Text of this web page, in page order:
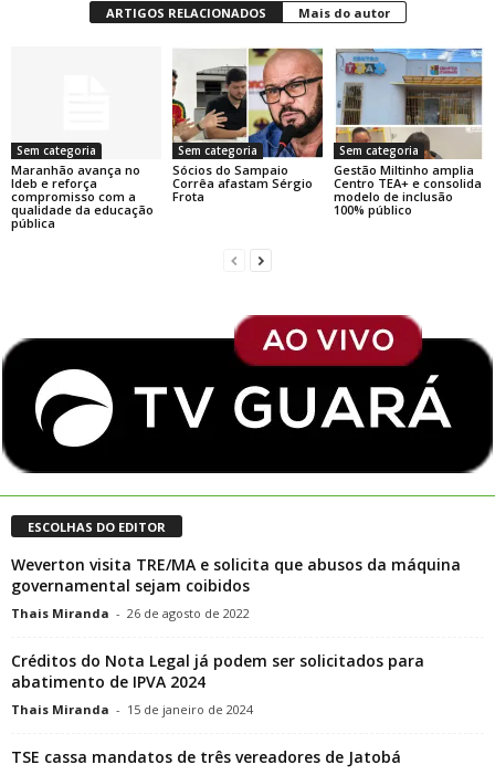
ARTIGOS RELACIONADOS Mais do autor
Sem categoria
Maranhão avança no
Ideb e reforça
compromisso com a
qualidade da educação
pública
Sem categoria
Sócios do Sampaio
Corrêa afastam Sérgio
Frota
Sem categoria
Gestão Miltinho amplia
Centro TEA+ e consolida
modelo de inclusão
100% público
ESCOLHAS DO EDITOR
Weverton visita TRE/MA e solicita que abusos da máquina
governamental sejam coibidos
Thais Miranda - 26 de agosto de 2022
Créditos do Nota Legal já podem ser solicitados para
abatimento de IPVA 2024
Thais Miranda - 15 de janeiro de 2024
TSE cassa mandatos de três vereadores de Jatobá